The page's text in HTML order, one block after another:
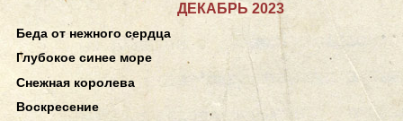
ДЕКАБРЬ 2023
Беда от нежного сердца
Глубокое синее море
Снежная королева
Воскресение